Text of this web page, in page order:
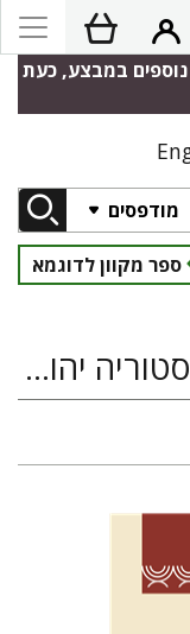
במבצע, כעת
מודפסים
ספר מקוון לדוגמא
אמנויות, תפילה ופיוט, היסטוריה יהודית